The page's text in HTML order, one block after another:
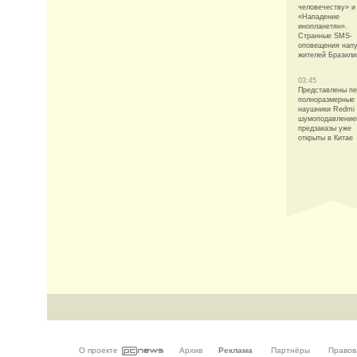
человечеству» и
«Нападение
инопланетян».
Странные SMS-
оповещения
жителей
03:45
Представлены
полноразмерные
наушники Redmi
предзаказы уже
открыты в Китае
О проекте Архив Реклама Партнёры